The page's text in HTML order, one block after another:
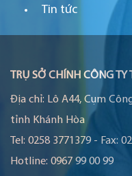
Tin tức
TRỤ SỞ CHÍNH CÔNG
Địa chỉ: Lô A44, Cụm
tỉnh Khánh Hòa
Tel: 0258 3771379 - Fax:
Hotline: 0967 99 00 99